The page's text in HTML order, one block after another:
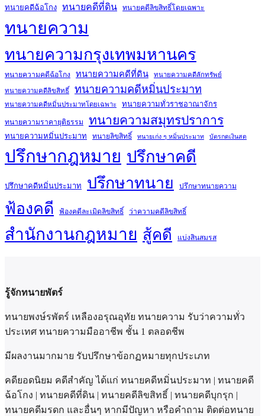
ทนายคดีฉ้อโกง ทนายคดีที่ดิน ทนายคดีลิขสิทธิ์โดยเฉพาะ
ทนายความ
ทนายความกรุงเทพมหานคร
ทนายความคดีฉ้อโกง ทนายความคดีที่ดิน ทนายความคดีลักทรัพย์
ทนายความคดีลิขสิทธิ์ ทนายความคดีหมิ่นประมาท
ทนายความคดีหมิ่นประมาทโดยเฉพาะ ทนายความทั่วราชอาณาจักร
ทนายความราคายุติธรรม ทนายความสมุทรปราการ
ทนายความหมิ่นประมาท ทนายลิขสิทธิ์ ทนายเก่ง ๆ หมิ่นประมาท บัตรกดเงินสด
ปรึกษากฎหมาย ปรึกษาคดี
ปรึกษาคดีหมิ่นประมาท ปรึกษาทนาย ปรึกษาทนายความ
ฟ้องคดี ฟ้องคดีละเมิดลิขสิทธิ์ ว่าความคดีลิขสิทธิ์
สำนักงานกฎหมาย สู้คดี แบ่งสินสมรส
รู้จักทนายพัตร์
ทนายพงษ์รพัตร์ เหลืองอรุณอุทัย ทนายความ รับว่าความทั่ว
ประเทศ ทนายความมืออาชีพ ชั้น 1 ตลอดชีพ
มีผลงานมากมาย รับปรึกษาข้อกฏหมายทุกประเภท
คดียอดนิยม คดีสำคัญ ได้แก่ ทนายคดีหมิ่นประมาท | ทนายคดี
ฉ้อโกง | ทนายคดีที่ดิน | ทนายคดีลิขสิทธิ์ | ทนายคดีบุกรุก |
ทนายคดีมรดก และอื่นๆ หากมีปัญหา หรือคำถาม ติดต่อทนาย